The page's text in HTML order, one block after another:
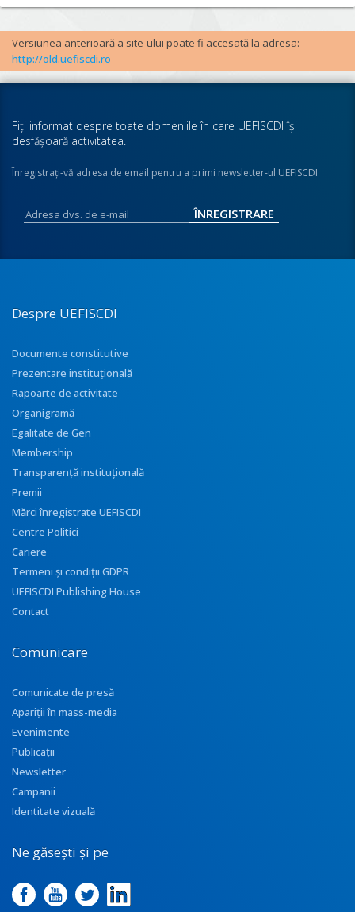
Versiunea anterioară a site-ului poate fi accesată la adresa:
http://old.uefiscdi.ro
Fiţi informat despre toate domeniile în care UEFISCDI îşi
desfăşoară activitatea.
Înregistraţi-vă adresa de email pentru a primi newsletter-ul UEFISCDI
Despre UEFISCDI
Documente constitutive
Prezentare instituţională
Rapoarte de activitate
Organigramă
Egalitate de Gen
Membership
Transparenţă instituţională
Premii
Mărci înregistrate UEFISCDI
Centre Politici
Cariere
Termeni și condiții GDPR
UEFISCDI Publishing House
Contact
Comunicare
Comunicate de presă
Apariţii în mass-media
Evenimente
Publicații
Newsletter
Campanii
Identitate vizuală
Ne găsești și pe